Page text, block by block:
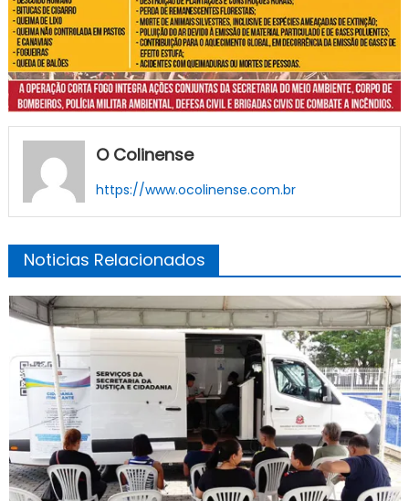
O Colinense
https://www.ocolinense.com.br
Noticias Relacionados